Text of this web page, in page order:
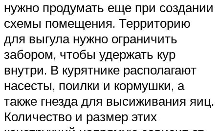
нужно продумать еще при создании
схемы помещения. Территорию
для выгула нужно ограничить
забором, чтобы удержать кур
внутри. В курятнике располагают
насесты, поилки и кормушки, а
также гнезда для высиживания яиц.
Количество и размер этих